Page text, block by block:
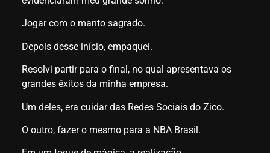
Jogar com o manto sagrado.
Depois desse início, empaquei.
Resolvi partir para o final, no qual apresentava os
grandes êxitos da minha empresa.
Um deles, era cuidar das Redes Sociais do Zico.
O outro, fazer o mesmo para a NBA Brasil.